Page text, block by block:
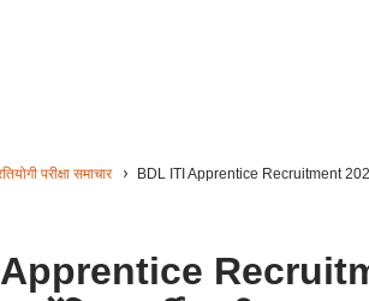
परीक्षा समाचार BDL ITI Apprentice Recruitment 2025: